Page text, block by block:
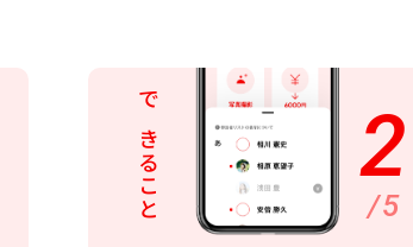
できること 2
/5